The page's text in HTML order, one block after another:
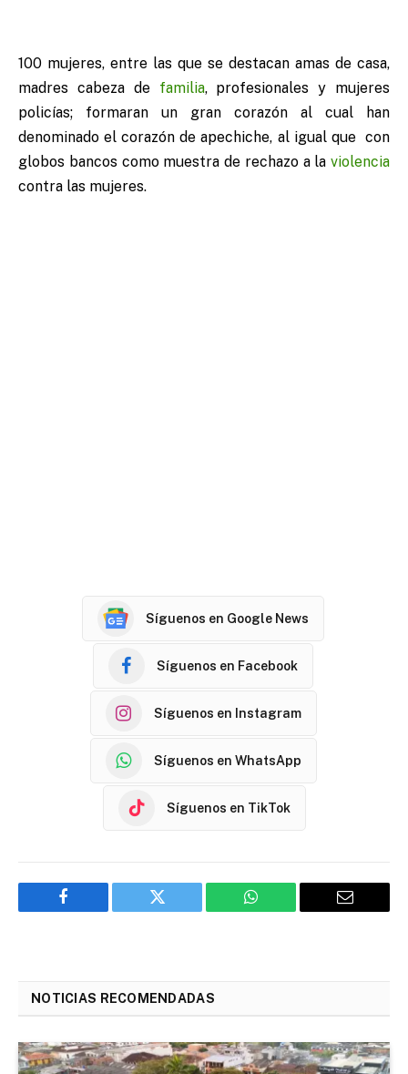
100 mujeres, entre las que se destacan amas de casa,
madres cabeza de familia, profesionales y mujeres
policías; formaran un gran corazón al cual han
denominado el corazón de apechiche, al igual que con
globos bancos como muestra de rechazo a la violencia
contra las mujeres.
Síguenos en Google News
Síguenos en Facebook
Síguenos en Instagram
Síguenos en WhatsApp
Síguenos en TikTok
Facebook Twitter WhatsApp Email
NOTICIAS RECOMENDADAS